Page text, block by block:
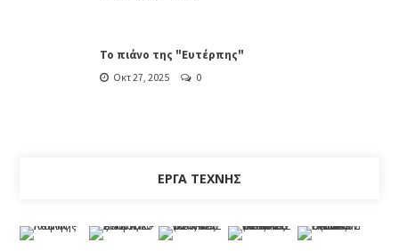
Το πιάνο της "Ευτέρπης"
Οκτ 27, 2025 0
ΈΡΓΑ ΤΈΧΝΗΣ